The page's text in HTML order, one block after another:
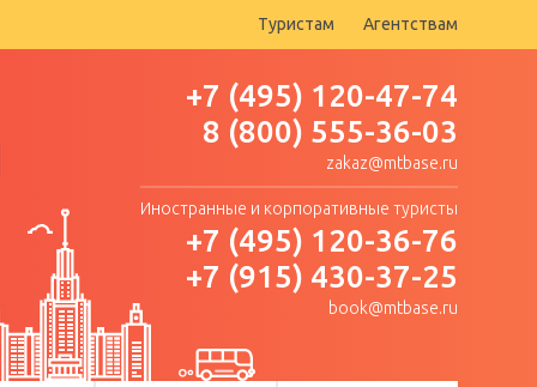
Туристам Агентствам
+7 (495) 120-47-74
8 (800) 555-36-03
zakaz@mtbase.ru
Иностранные и корпоративные туристы
+7 (495) 120-36-76
+7 (915) 430-37-25
book@mtbase.ru